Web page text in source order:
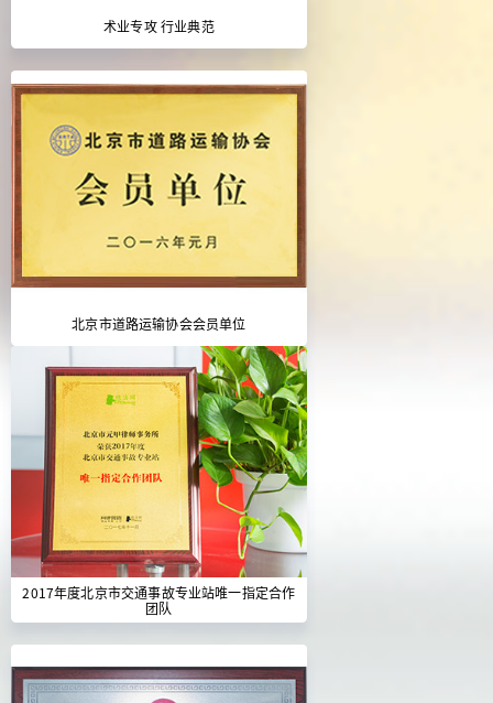
术业专攻 行业典范
北京市道路运输协会会员单位
2017年度北京市交通事故专业站唯一指定合作
团队